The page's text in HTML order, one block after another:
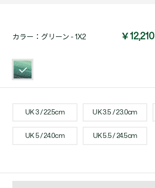
カラー： グリーン - 1X2 ￥12,210
UK 3 / 22.5cm UK 3.5 / 23.0cm
UK 5 / 24.0cm UK 5.5 / 24.5cm